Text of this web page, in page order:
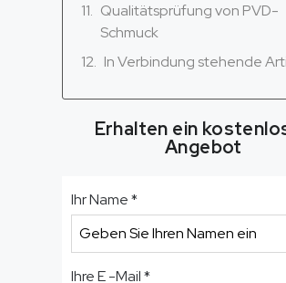
Qualitätsprüfung von PVD-
Schmuck
In Verbindung stehende
Erhalten ein
Angebot
Ihr Name*
Ihre E -Mail*